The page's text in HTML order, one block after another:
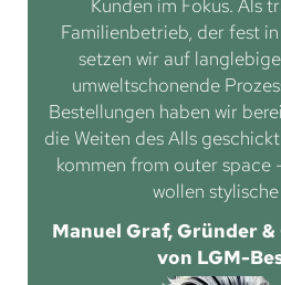
Kunden im Fokus. Als
Familienbetrieb, der fest
setzen wir auf
umweltschonende
Bestellungen haben wir
die Weiten des Alls
kommen from outer space
wollen
Manuel Graf, Gründer
von LGM-